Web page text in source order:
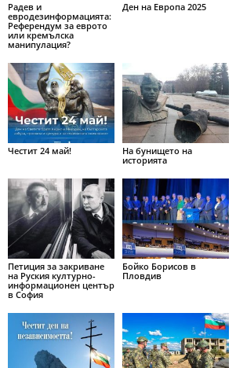
Радев и
евродезинформацията:
Референдум за еврото
или кремълска
манипулация?
Ден на Европа 2025
Честит 24 май!
На бунището на
историята
Петиция за закриване
на Руския културно-
информационен център
в София
Бойко Борисов в
Пловдив